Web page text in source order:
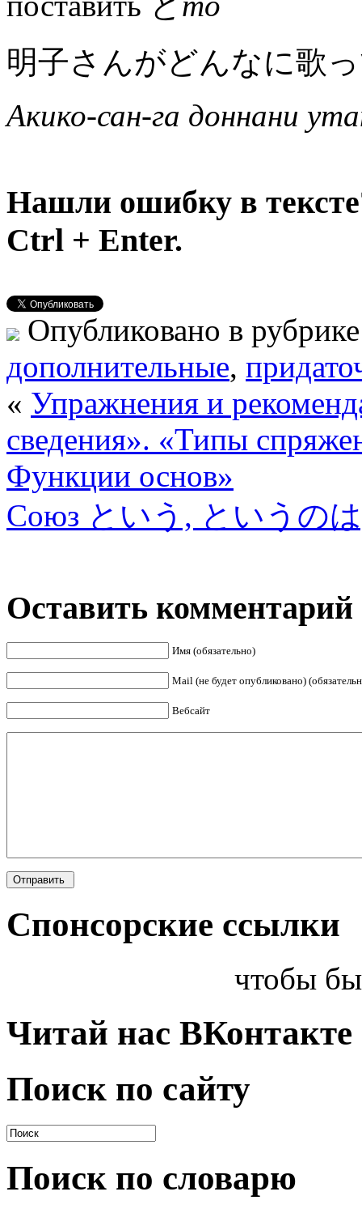
明子さんがどんなに歌
Акико-сан-га доннани
Нашли ошибку в
Ctrl + Enter.
Опубликовано в
дополнительные,
« Упражнения и
сведения». «Типы
Функции основ»
Союз という, というのは,
Оставить комментарий
Имя (обязательно)
Mail (не будет опубликовано)
Вебсайт
Спонсорские ссылки
чтобы
Читай нас ВКонтакте
Поиск по сайту
Поиск по словарю